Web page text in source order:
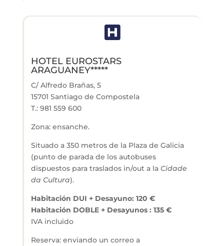

HOTEL EUROSTARS
ARAGUANEY*****
C/ Alfredo Brañas, 5
15701 Santiago de Compostela
T.: 981 559 600
Zona: ensanche.
Situado a 350 metros de la Plaza de Galicia
(punto de parada de los autobuses
dispuestos para traslados in/out a la Cidade
da Cultura).
Habitación DUI + Desayuno: 120 €
Habitación DOBLE + Desayunos : 135 €
IVA incluido
Reserva: enviando un correo a